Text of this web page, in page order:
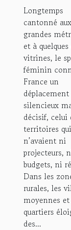
Longtemps
cantonné aux
grandes
et à
vitrines, le
féminin
France un
déplacement
silencieux
décisif, celui
territoires qui
n’avaient ni
projecteurs,
budgets, ni
Dans les
rurales, les
moyennes
quartiers
des...